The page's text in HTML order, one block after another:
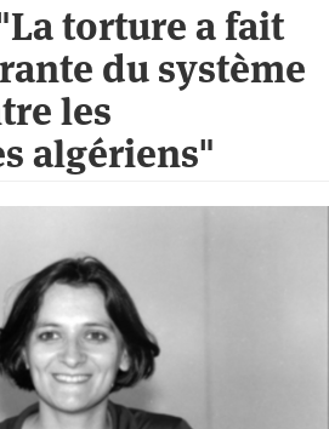
torture a fait
du système
les
algériens"